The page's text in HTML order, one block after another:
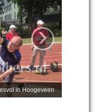
in Hoogeveen
›